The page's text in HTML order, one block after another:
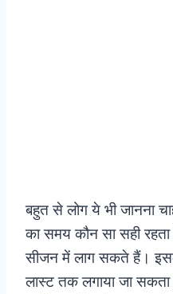
बहुत से लोग ये भी जानना
का समय कौन सा सही
सीजन में लाग सकते हैं।
लास्ट तक लगाया जा